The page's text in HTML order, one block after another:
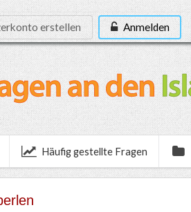
erstellen Anmelden
Häufig gestellte Fragen